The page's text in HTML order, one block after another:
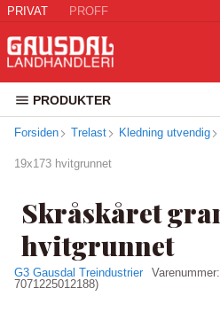
PRIVAT PROFF
PRODUKTER
Forsiden Trelast Kledning utvendig
19x173 hvitgrunnet
Skråskåret
hvitgrunnet
G3 Gausdal Treindustrier Varenummer:
7071225012188)